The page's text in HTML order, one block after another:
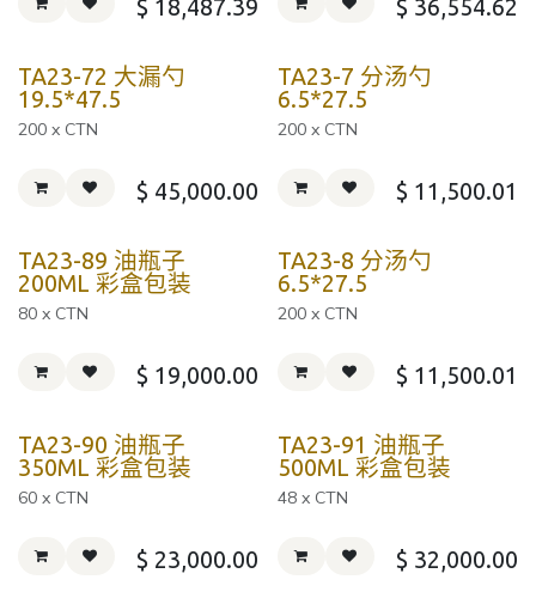
$ 18,487.39 $ 36,554.62
TA23-72 大漏勺
19.5*47.5
200 x CTN
$ 45,000.00
TA23-7 分汤勺
6.5*27.5
200 x CTN
$ 11,500.01
TA23-89 油瓶子
200ML 彩盒包装
80 x CTN
$ 19,000.00
TA23-8 分汤勺
6.5*27.5
200 x CTN
$ 11,500.01
TA23-90 油瓶子
350ML 彩盒包装
60 x CTN
$ 23,000.00
TA23-91 油瓶子
500ML 彩盒包装
48 x CTN
$ 32,000.00